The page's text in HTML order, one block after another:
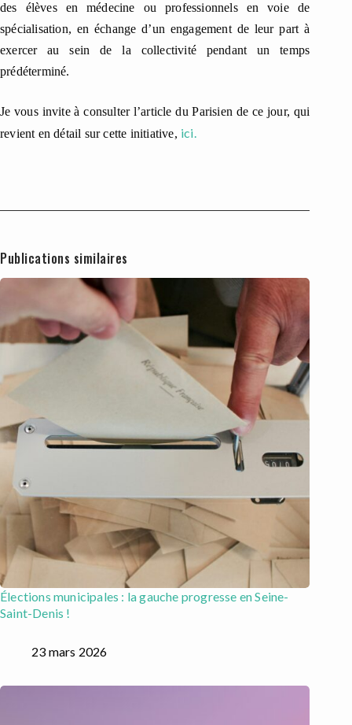
des élèves en médecine ou professionnels en voie de
spécialisation, en échange d’un engagement de leur part à
exercer au sein de la collectivité pendant un temps
prédéterminé.
Je vous invite à consulter l’article du Parisien de ce jour, qui
revient en détail sur cette initiative, ici.
Publications similaires
Élections municipales : la gauche progresse en Seine-
Saint-Denis !
23 mars 2026